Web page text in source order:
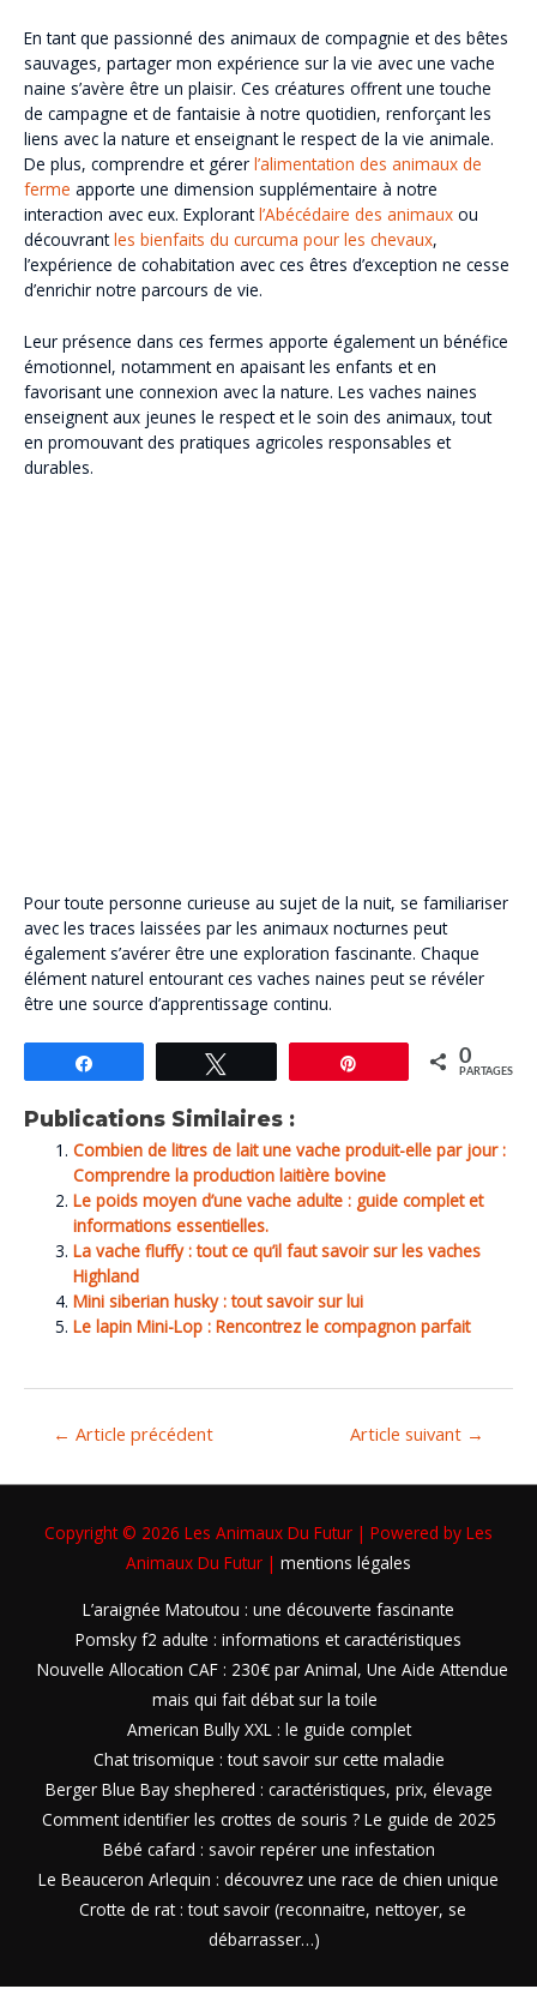
En tant que passionné des animaux de compagnie et des bêtes
sauvages, partager mon expérience sur la vie avec une vache
naine s’avère être un plaisir. Ces créatures offrent une touche
de campagne et de fantaisie à notre quotidien, renforçant les
liens avec la nature et enseignant le respect de la vie animale.
De plus, comprendre et gérer l’alimentation des animaux de
ferme apporte une dimension supplémentaire à notre
interaction avec eux. Explorantl’Abécédaire des animaux ou
découvrantles bienfaits du curcuma pour les chevaux,
l’expérience de cohabitation avec ces êtres d’exception ne cesse
d’enrichir notre parcours de vie.
Leur présence dans ces fermes apporte également un bénéfice
émotionnel, notamment en apaisant les enfants et en
favorisant une connexion avec la nature. Les vaches naines
enseignent aux jeunes le respect et le soin des animaux, tout
en promouvant des pratiques agricoles responsables et
durables.
Pour toute personne curieuse au sujet de la nuit, se familiariser
avec les traces laissées par les animaux nocturnes peut
également s’avérer être une exploration fascinante. Chaque
élément naturel entourant ces vaches naines peut se révéler
être une source d’apprentissage continu.
0
PARTAGES
Publications Similaires :
Combien de litres de lait une vache produit-elle par jour :
Comprendre la production laitière bovine
Le poids moyen d’une vache adulte : guide complet et
informations essentielles.
La vache fluffy : tout ce qu’il faut savoir sur les vaches
Highland
Mini siberian husky : tout savoir sur lui
Le lapin Mini-Lop : Rencontrez le compagnon parfait
← Article précédent Article suivant →
Copyright © 2026 Les Animaux Du Futur | Powered by Les
Animaux Du Futur | mentions légales
L’araignée Matoutou : une découverte fascinante
Pomsky f2 adulte : informations et caractéristiques
Nouvelle Allocation CAF : 230€ par Animal, Une Aide Attendue
mais qui fait débat sur la toile
American Bully XXL : le guide complet
Chat trisomique : tout savoir sur cette maladie
Berger Blue Bay shephered : caractéristiques, prix, élevage
Comment identifier les crottes de souris ? Le guide de 2025
Bébé cafard : savoir repérer une infestation
Le Beauceron Arlequin : découvrez une race de chien unique
Crotte de rat : tout savoir (reconnaitre, nettoyer, se
débarrasser…)